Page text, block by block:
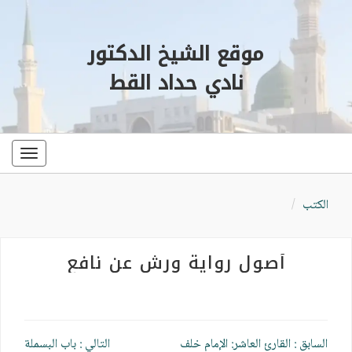
موقع الشيخ الدكتور
نادي حداد القط
الكتب
أصول رواية ورش عن نافع
تصفّح
السابق : القارئ العاشر: الإمام خلف
التالي :باب البسملة